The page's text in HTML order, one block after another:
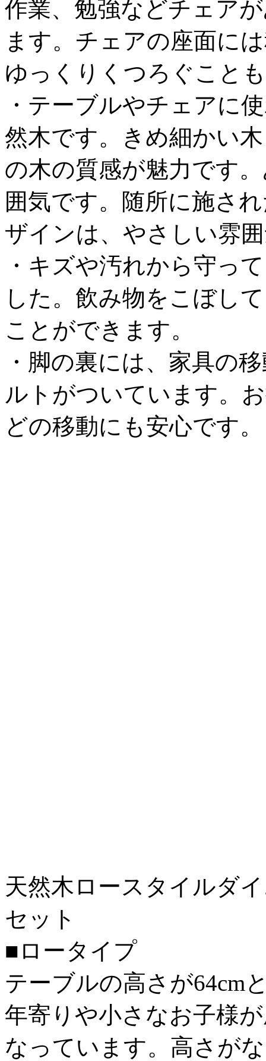
作業、勉強などチェア
ます。チェアの座面に
ゆっくりくつろぐこと
・テーブルやチェアに
然木です。きめ細かい
の木の質感が魅力です
囲気です。随所に施さ
ザインは、やさしい雰
・キズや汚れから守っ
した。飲み物をこぼし
ことができます。
・脚の裏には、家具の
ルトがついています。
どの移動にも安心です。
天然木ロースタイルダ
セット
■ロータイプ
テーブルの高さが64cm
年寄りや小さなお子様
なっています。高さが